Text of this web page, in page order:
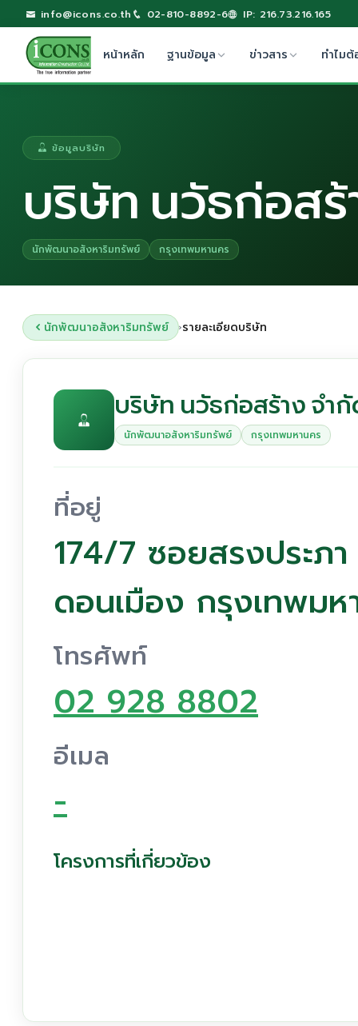
info@icons.co.th 02-810-8892-6 IP: 216.73.216.165
หน้าหลัก ฐานข้อมูล ข่าวสาร ทำไมต้
ข้อมูลบริษัท
บริษัท นวัธก่อสร้
นักพัฒนาอสังหาริมทรัพย์ กรุงเทพมหานคร
นักพัฒนาอสังหาริมทรัพย์ ›รายละเอียดบริษัท
บริษัท นวัธก่อสร้าง จำ
นักพัฒนาอสังหาริมทรัพย์ กรุงเทพมหานคร
ที่อยู่
174/7 ซอยสรงประภ
ดอนเมือง กรุงเทพมห
โทรศัพท์
02 928 8802
อีเมล
-
โครงการที่เกี่ยวข้อง